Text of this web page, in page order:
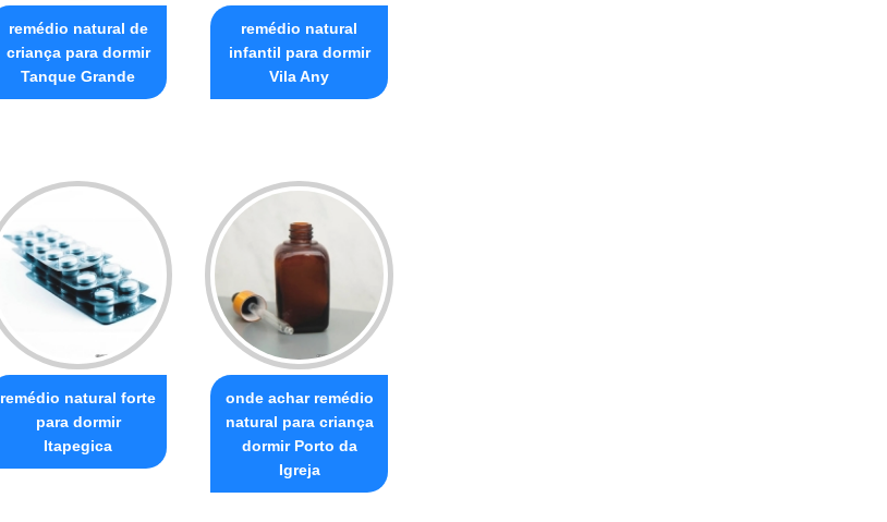
remédio natural de
criança para dormir
Tanque Grande
remédio natural
infantil para dormir
Vila Any
remédio natural forte
para dormir
Itapegica
onde achar remédio
natural para criança
dormir Porto da
Igreja